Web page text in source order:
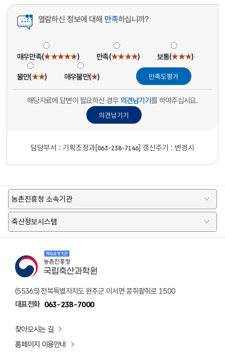
열람하신 정보에 대해 만족하십니까?
매우만족(★★★★★) 만족(★★★★) 보통(★★★)
불만(★★) 매우불만(★)
해당자료에 답변이 필요하신 경우 의견남기기를 하여주십시요.
담당부서 : 기획조정과[063-238-7146] 갱신주기 : 변경시
농촌진흥청 소속기관
축산정보시스템
(55365) 전북특별자치도 완주군 이서면 콩쥐팥쥐로 1500
대표전화 063-238-7000
찾아오시는 길
홈페이지 이용안내